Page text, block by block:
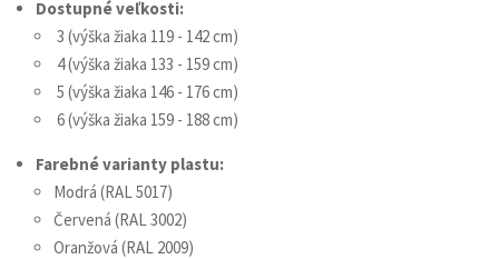
Dostupné veľkosti:
3 (výška žiaka 119 - 142 cm)
4 (výška žiaka 133 - 159 cm)
5 (výška žiaka 146 - 176 cm)
6 (výška žiaka 159 - 188 cm)
Farebné varianty plastu:
Modrá (RAL 5017)
Červená (RAL 3002)
Oranžová (RAL 2009)